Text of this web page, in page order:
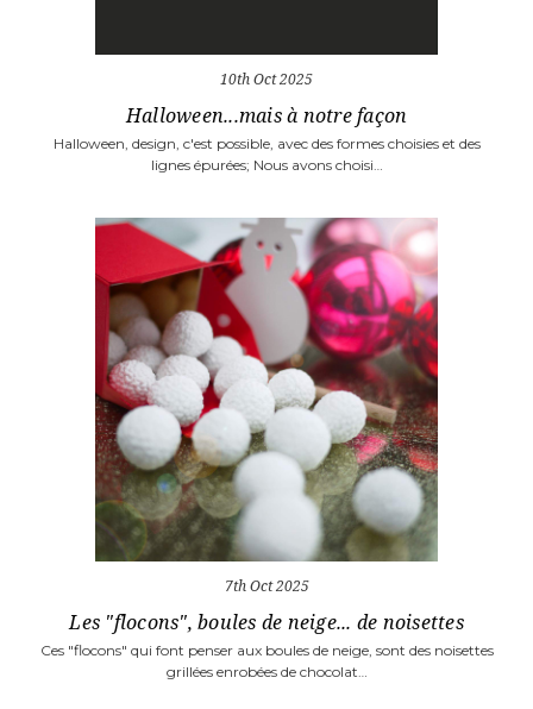
10th Oct 2025
Halloween...mais à notre façon
Halloween, design, c'est possible, avec des formes choisies et des
lignes épurées; Nous avons choisi…
7th Oct 2025
Les "flocons", boules de neige... de noisettes
Ces "flocons" qui font penser aux boules de neige, sont des noisettes
grillées enrobées de chocolat…